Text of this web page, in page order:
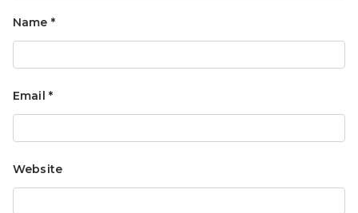
Name *
Email *
Website